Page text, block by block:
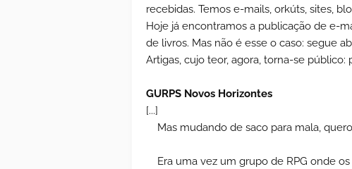
recebidas. Temos e-mails, orkúts, sites,
Hoje já encontramos a publicação de e-
de livros. Mas não é esse o caso: segue
Artigas, cujo teor, agora, torna-se
GURPS Novos Horizontes
[...]
Mas mudando de saco para mala,
Era uma vez um grupo de RPG onde